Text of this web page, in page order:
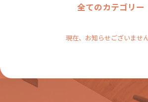
全てのカテゴリー
現在、お知らせございません